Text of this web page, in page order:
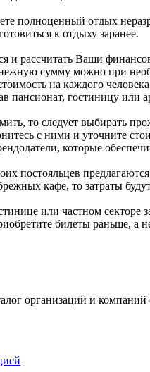
полноценный отдых
к отдыху заранее.
и рассчитать Ваши
сумму можно при
на каждого
пансионат, гостиницу или
то следует выбирать
с ними и уточните
которые
постояльцев
кафе, то затраты
или частном секторе
билеты раньше, а
организаций и